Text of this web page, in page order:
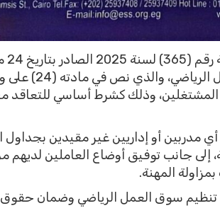
وأشار
2025 بشأن لائحة الكوادر العاملة
المشتغلين، وذلك كشرط أساسي للتعاقد
مدربين أو إداريين غير مقيدين
إلى جانب توفيق أوضاع العاملين لديهم
المهنة.
تنظيم سوق العمل الرياضي وضمان حقوق